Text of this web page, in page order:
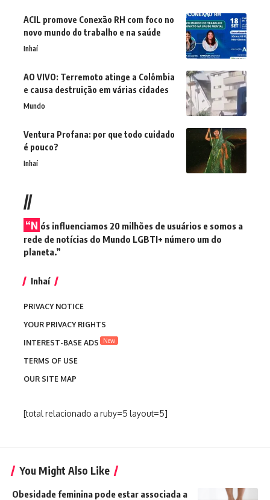
ACIL promove Conexão RH com foco no
novo mundo do trabalho e na saúde
Inhaí
AO VIVO: Terremoto atinge a Colômbia
e causa destruição em várias cidades
Mundo
Ventura Profana: por que todo cuidado
é pouco?
Inhaí
//
“N ós influenciamos 20 milhões de usuários e somos a
rede de notícias do Mundo LGBTI+ número um do
planeta.”
Inhaí
PRIVACY NOTICE
YOUR PRIVACY RIGHTS
INTEREST-BASE ADS
New
TERMS OF USE
OUR SITE MAP
[total relacionado a ruby=5 layout=5]
You Might Also Like
Obesidade feminina pode estar associada a